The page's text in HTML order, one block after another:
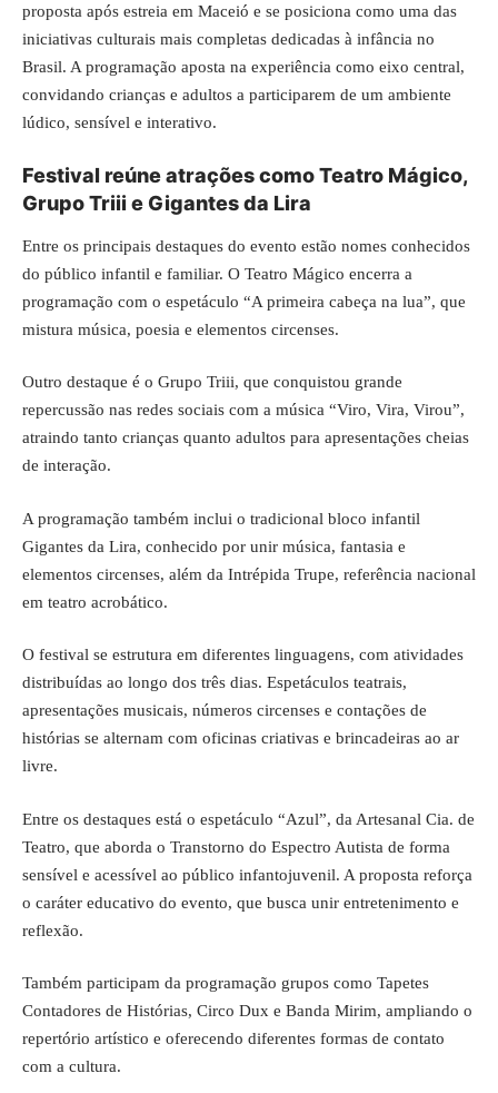
proposta após estreia em Maceió e se posiciona como uma das
iniciativas culturais mais completas dedicadas à infância no
Brasil. A programação aposta na experiência como eixo central,
convidando crianças e adultos a participarem de um ambiente
lúdico, sensível e interativo.
Festival reúne atrações como Teatro Mágico,
Grupo Triii e Gigantes da Lira
Entre os principais destaques do evento estão nomes conhecidos
do público infantil e familiar. O Teatro Mágico encerra a
programação com o espetáculo “A primeira cabeça na lua”, que
mistura música, poesia e elementos circenses.
Outro destaque é o Grupo Triii, que conquistou grande
repercussão nas redes sociais com a música “Viro, Vira, Virou”,
atraindo tanto crianças quanto adultos para apresentações cheias
de interação.
A programação também inclui o tradicional bloco infantil
Gigantes da Lira, conhecido por unir música, fantasia e
elementos circenses, além da Intrépida Trupe, referência nacional
em teatro acrobático.
O festival se estrutura em diferentes linguagens, com atividades
distribuídas ao longo dos três dias. Espetáculos teatrais,
apresentações musicais, números circenses e contações de
histórias se alternam com oficinas criativas e brincadeiras ao ar
livre.
Entre os destaques está o espetáculo “Azul”, da Artesanal Cia. de
Teatro, que aborda o Transtorno do Espectro Autista de forma
sensível e acessível ao público infantojuvenil. A proposta reforça
o caráter educativo do evento, que busca unir entretenimento e
reflexão.
Também participam da programação grupos como Tapetes
Contadores de Histórias, Circo Dux e Banda Mirim, ampliando o
repertório artístico e oferecendo diferentes formas de contato
com a cultura.